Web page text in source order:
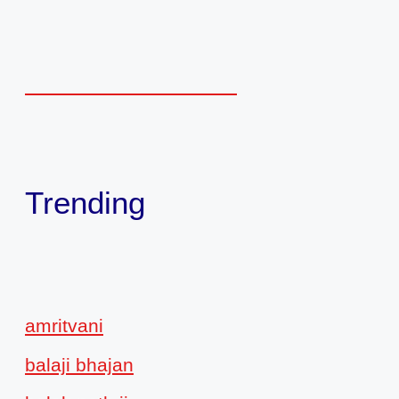
Trending
amritvani
balaji bhajan